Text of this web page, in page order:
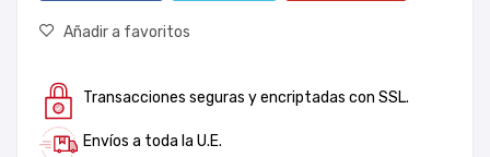
Añadir a favoritos
Transacciones seguras y encriptadas con SSL.
Envíos a toda la U.E.